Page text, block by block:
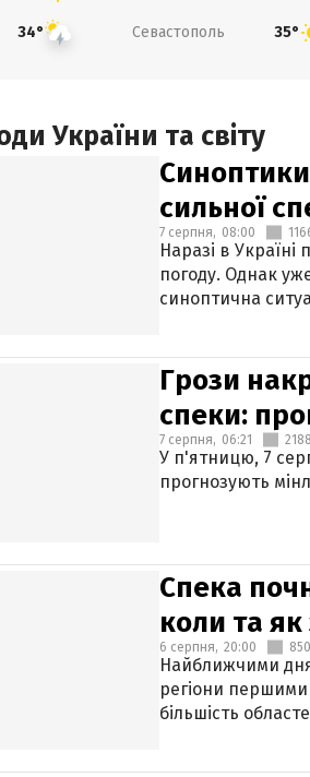
34° Севастополь 35°
України та світу
сильної
7 серпня, 08:00
Наразі в
погоду. Однак
синоптична
Грози
спеки:
7 серпня, 06:21 2188
У п'ятницю, 7
прогнозують
Спека
коли та як
6 серпня, 20:00 850
Найближчими
регіони
більшість